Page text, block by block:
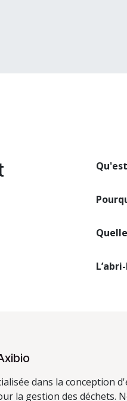
dans la conception
la gestion des déchets.